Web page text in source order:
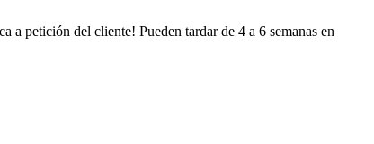
a petición del cliente! Pueden tardar de 4 a 6 semanas en